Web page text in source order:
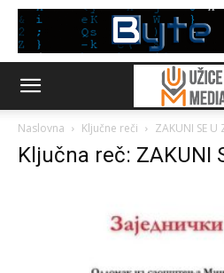
Naslovna Ključne reči ZAKUNI SE U
Ključna reč: ZAKUNI